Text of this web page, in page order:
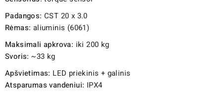
Padangos: CST 20 x 3.0
Rėmas: aliuminis (6061)
Maksimali apkrova: iki 200 kg
Svoris: ~33 kg
Apšvietimas: LED priekinis + galinis
Atsparumas vandeniui: IPX4